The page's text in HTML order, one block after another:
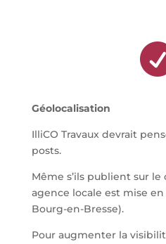
Géolocalisation
IlliCO Travaux devrait
posts.
Même s’ils publient sur
agence locale est mise
Bourg-en-Bresse).
Pour augmenter la